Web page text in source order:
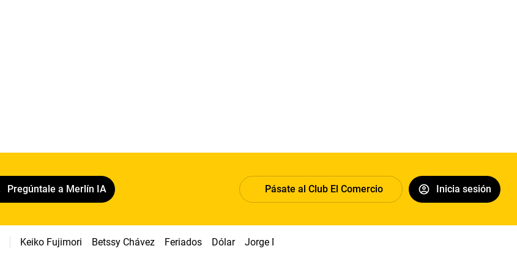
Pregúntale a Merlín IA Pásate al Club El Comercio Inicia sesión
Keiko Fujimori Betssy Chávez Feriados Dólar Jorge Messi